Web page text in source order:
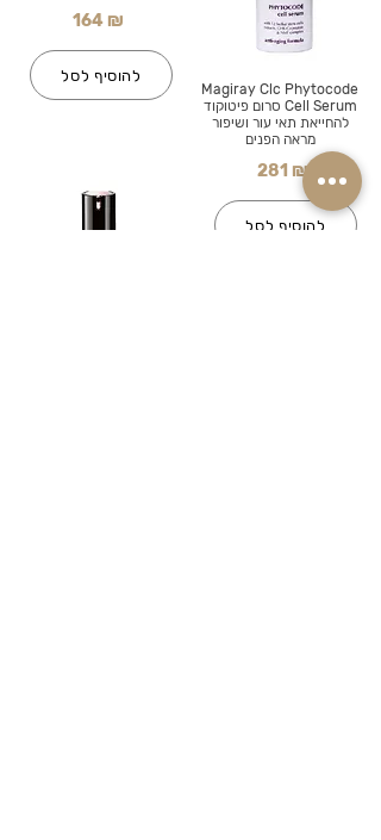
164 ₪
להוסיף לסל
Magiray Clc Phytocode
Cell Serum סרום פיטוקוד
להחייאת תאי עור ושיפור
מראה הפנים
281 ₪
להוסיף לסל